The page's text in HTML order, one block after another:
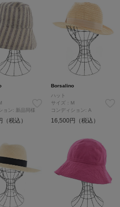
ョン: 新品同様
税込）
Borsalino
ハット
サイズ：M
コンディション: A
16,500円（税込）